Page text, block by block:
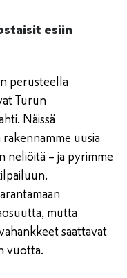
esiin
perusteella
Turun
Näissä
rakennamme uusia
neliöitä – ja pyrimme
mutta
saattavat
vuotta.